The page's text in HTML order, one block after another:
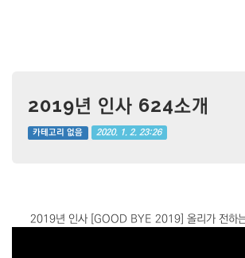
2019년 인사 624소개
카테고리 없음 2020. 1. 2. 23:26
2019년 인사 [GOOD BYE 2019] 올리가 전하